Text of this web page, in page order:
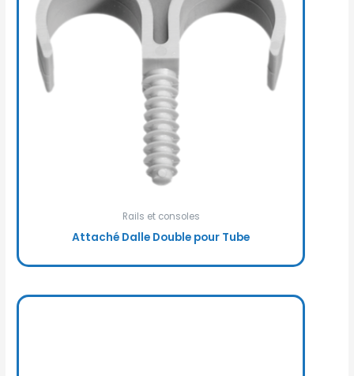
Rails et consoles
Attaché Dalle Double pour Tube